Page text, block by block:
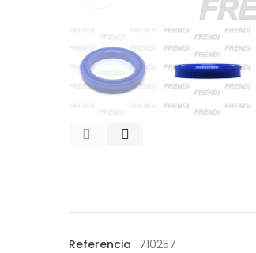
Referencia 710257